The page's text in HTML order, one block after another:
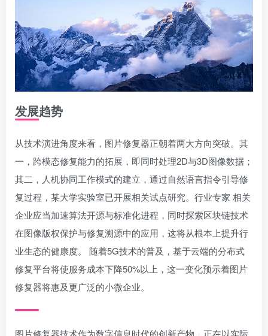
发展趋势
从技术演进角度来看，图片修复器正朝着两大方向突破。其
一，跨模态修复能力的拓展，即同时处理2D与3D图像数据；
其二，人机协同工作模式的建立，通过自然语言指令引导修
复过程，某大学实验室已开展相关试点研究。行业专家 相关
企业应当加速算法开源与标准化进程，同时探索区块链技术
在图像版权保护与修复溯源中的应用，这将从根本上提升行
业生态的健康度。 随着5G技术的普及，基于云端的分布式
修复平台将使服务成本下降50%以上，这一变化预示着图片
修复器将惠及更广泛的小微企业。
图片修复器技术作为数字信息时代的创新产物，正在以实际